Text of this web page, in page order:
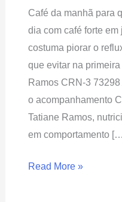
Café da manhã para
dia com café forte
costuma piorar o
que evitar na
Ramos CRN-3
o acompanhamento
Tatiane Ramos,
em comportamento
tem
Refluxo
Read More »